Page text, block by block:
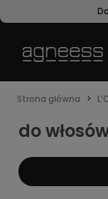
Strona główna
do